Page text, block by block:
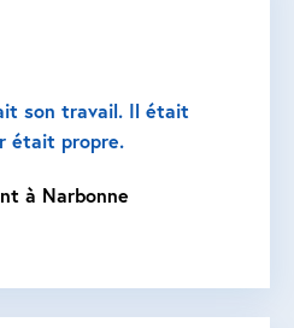
son travail. Il était
était propre.
à Narbonne